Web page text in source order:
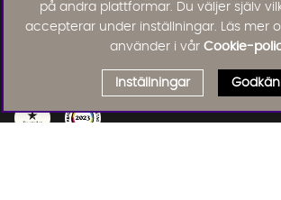
på andra plattformar. Du väljer själv
accepterar under inställningar. Läs mer
använder i vår Cookie-
Inställningar